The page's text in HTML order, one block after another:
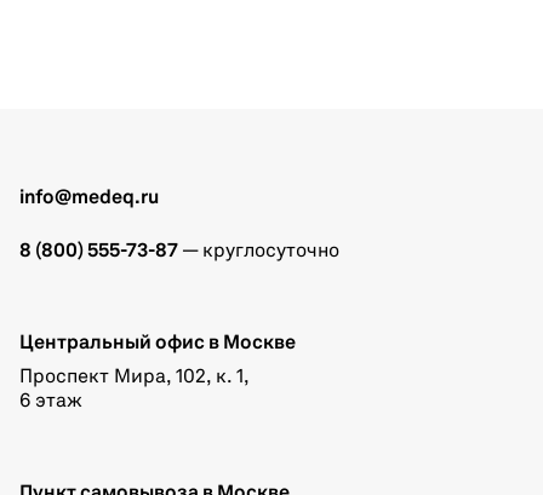
info@medeq.ru
8 (800) 555-73-87 — круглосуточно
Центральный офис в Москве
Проспект Мира, 102, к. 1,
6 этаж